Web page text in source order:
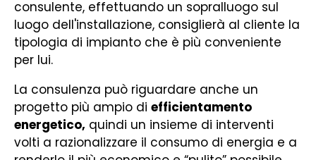
consulente, effettuando un sopralluogo sul
luogo dell'installazione, consiglierà al cliente la
tipologia di impianto che è più conveniente
per lui.
La consulenza può riguardare anche un
progetto più ampio di efficientamento
energetico, quindi un insieme di interventi
volti a razionalizzare il consumo di energia e a